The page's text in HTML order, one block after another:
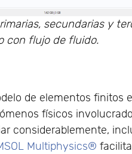
secundarias y
con flujo de fluido.
de elementos finitos
físicos
considerablemente,
Multiphysics®